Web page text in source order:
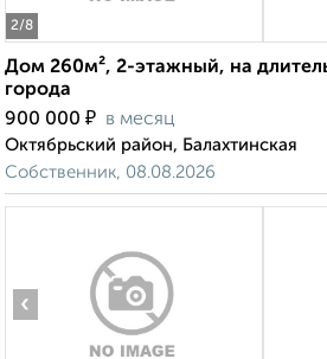
2/8
Дом 260м², 2-этажный, на
города
900 000 ₽ в месяц
Октябрьский район, Балахтинская
Собственник, 08.08.2026
‹